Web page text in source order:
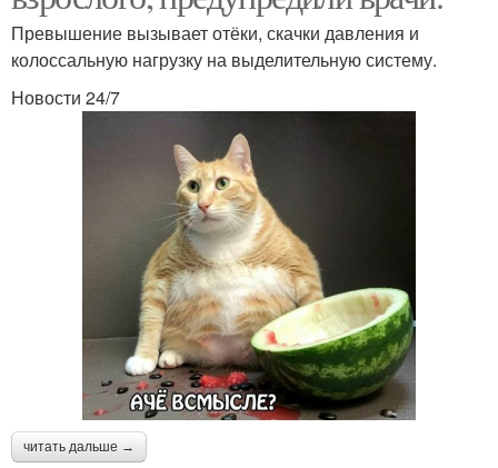
Превышение вызывает отёки, скачки давления и
колоссальную нагрузку на выделительную систему.
Новости 24/7
читать дальше →